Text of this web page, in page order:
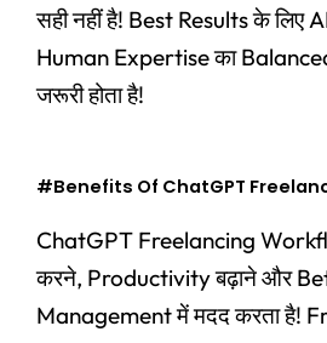
सही नहीं है! Best Results के लिए
Human Expertise का
जरूरी होता है!
#Benefits Of ChatGPT
ChatGPT Freelancing
करने, Productivity बढ़ाने और
Management में मदद करता है!